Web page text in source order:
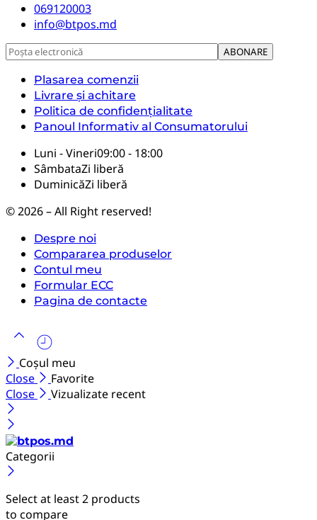
069120003
info@btpos.md
Plasarea comenzii
Livrare și achitare
Politica de confidențialitate
Panoul Informativ al Consumatorului
Luni - Vineri09:00 - 18:00
SâmbataZi liberă
DuminicăZi liberă
© 2026 – All Right reserved!
Despre noi
Compararea produselor
Contul meu
Formular ECC
Pagina de contacte
Coșul meu
Close
Favorite
Close
Vizualizate recent
Categorii
Select at least 2 products
to compare